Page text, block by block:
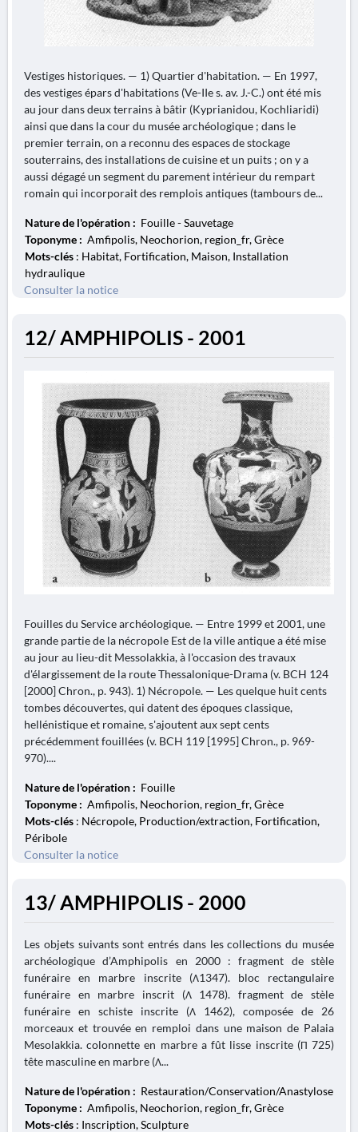
Vestiges historiques. — 1) Quartier d'habitation. — En 1997,
des vestiges épars d'habitations (Ve-IIe s. av. J.-C.) ont été mis
au jour dans deux terrains à bâtir (Kyprianidou, Kochliaridi)
ainsi que dans la cour du musée archéologique ; dans le
premier terrain, on a reconnu des espaces de stockage
souterrains, des installations de cuisine et un puits ; on y a
aussi dégagé un segment du parement intérieur du rempart
romain qui incorporait des remplois antiques (tambours de...
Nature de l'opération : Fouille - Sauvetage
Toponyme : Amfipolis, Neochorion, region_fr, Grèce
Mots-clés : Habitat, Fortification, Maison, Installation
hydraulique
Consulter la notice
12/ AMPHIPOLIS - 2001
Fouilles du Service archéologique. — Entre 1999 et 2001, une
grande partie de la nécropole Est de la ville antique a été mise
au jour au lieu-dit Messolakkia, à l'occasion des travaux
d'élargissement de la route Thessalonique-Drama (v. BCH 124
[2000] Chron., p. 943). 1) Nécropole. — Les quelque huit cents
tombes découvertes, qui datent des époques classique,
hellénistique et romaine, s'ajoutent aux sept cents
précédemment fouillées (v. BCH 119 [1995] Chron., p. 969-
970)....
Nature de l'opération : Fouille
Toponyme : Amfipolis, Neochorion, region_fr, Grèce
Mots-clés : Nécropole, Production/extraction, Fortification,
Péribole
Consulter la notice
13/ AMPHIPOLIS - 2000
Les objets suivants sont entrés dans les collections du musée
archéologique d’Amphipolis en 2000 : fragment de stèle
funéraire en marbre inscrite (Λ1347). bloc rectangulaire
funéraire en marbre inscrit (Λ 1478). fragment de stèle
funéraire en schiste inscrite (Λ 1462), composée de 26
morceaux et trouvée en remploi dans une maison de Palaia
Mesolakkia. colonnette en marbre a fût lisse inscrite (Π 725)
tête masculine en marbre (Λ...
Nature de l'opération : Restauration/Conservation/Anastylose
Toponyme : Amfipolis, Neochorion, region_fr, Grèce
Mots-clés : Inscription, Sculpture